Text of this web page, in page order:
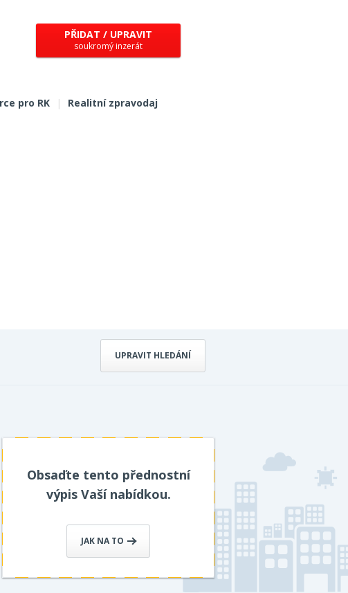
PŘIDAT / UPRAVIT
soukromý inzerát
pro RK | Realitní zpravodaj
UPRAVIT HLEDÁNÍ
Obsaďte tento přednostní
výpis Vaší nabídkou.
JAK NA TO